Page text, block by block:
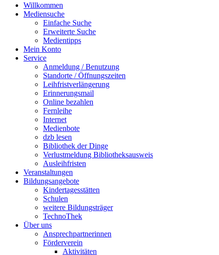
Willkommen
Mediensuche
Einfache Suche
Erweiterte Suche
Medientipps
Mein Konto
Service
Anmeldung / Benutzung
Standorte / Öffnungszeiten
Leihfristverlängerung
Erinnerungsmail
Online bezahlen
Fernleihe
Internet
Medienbote
dzb lesen
Bibliothek der Dinge
Verlustmeldung Bibliotheksausweis
Ausleihfristen
Veranstaltungen
Bildungsangebote
Kindertagesstätten
Schulen
weitere Bildungsträger
TechnoThek
Über uns
Ansprechpartnerinnen
Förderverein
Aktivitäten